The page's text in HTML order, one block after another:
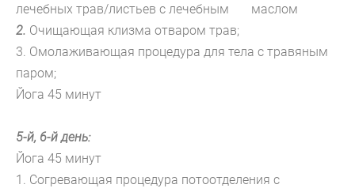
лечебных трав/листьев с лечебным маслом
2. Очищающая клизма отваром трав;
3. Омолаживающая процедура для тела с травяным
паром;
Йога 45 минут
5-й, 6-й день:
Йога 45 минут
1. Согревающая процедура потоотделения с